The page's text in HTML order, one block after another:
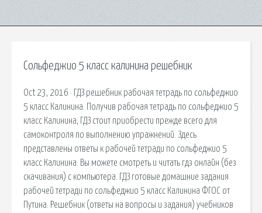
Сольфеджио 5 класс калинина решебник
Oct 23, 2016 · ГДЗ решебник рабочая тетрадь по сольфеджио
5 класс Калинина. Получив рабочая тетрадь по сольфеджио 5
класс Калинина, ГДЗ стоит приобрести прежде всего для
самоконтроля по выполнению упражнений. Здесь
представлены ответы к рабочей тетради по сольфеджио 5
класс Калинина. Вы можете смотреть и читать гдз онлайн (без
скачивания) с компьютера. ГДЗ готовые домашние задания
рабочей тетради по сольфеджио 5 класс Калинина ФГОС от
Путина. Решебник (ответы на вопросы и задания) учебников